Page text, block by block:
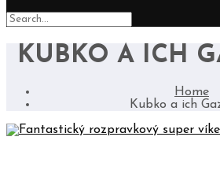
KUBKO A ICH
Home
Kubko a ich